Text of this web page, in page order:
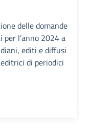
delle domande
l’anno 2024 a
editi e diffusi
di periodici